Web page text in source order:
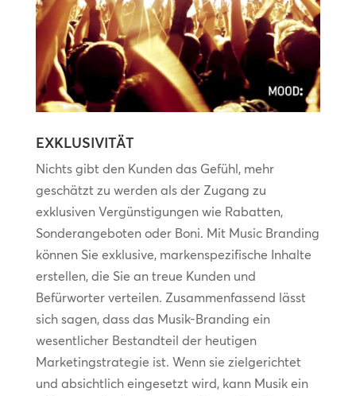
EXKLUSIVITÄT
Nichts gibt den Kunden das Gefühl, mehr
geschätzt zu werden als der Zugang zu
exklusiven Vergünstigungen wie Rabatten,
Sonderangeboten oder Boni. Mit Music Branding
können Sie exklusive, markenspezifische Inhalte
erstellen, die Sie an treue Kunden und
Befürworter verteilen. Zusammenfassend lässt
sich sagen, dass das Musik-Branding ein
wesentlicher Bestandteil der heutigen
Marketingstrategie ist. Wenn sie zielgerichtet
und absichtlich eingesetzt wird, kann Musik ein